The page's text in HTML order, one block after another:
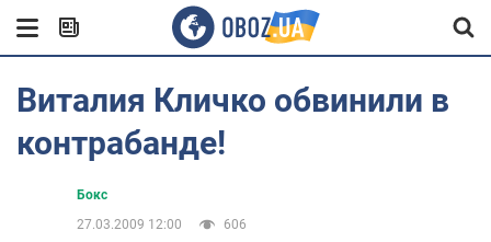
Виталия Кличко обвинили в
контрабанде!
Бокс
27.03.2009 12:00
606